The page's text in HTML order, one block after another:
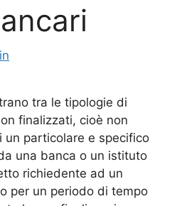
tra le tipologie di
finalizzati, cioè non
un particolare e specifico
una banca o un istituto
richiedente ad un
per un periodo di tempo